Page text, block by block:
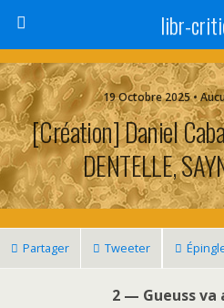
libr-
19 Octobre 2025 •
[Création] Daniel
DENTELLE,
Partager Tweeter
2 — Gueuss va